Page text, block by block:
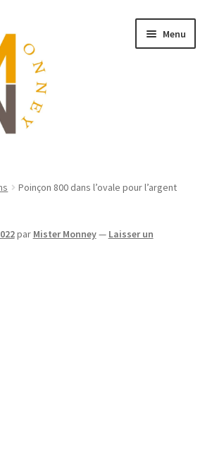
Menu
Poinçon 800 dans l’ovale pour l’argent
par Mister Monney— Laisser un